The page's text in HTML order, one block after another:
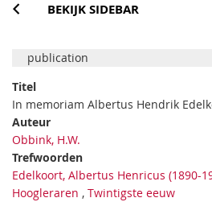
BEKIJK SIDEBAR
publication
Titel
In memoriam Albertus Hendrik
Auteur
Obbink, H.W.
Trefwoorden
Edelkoort, Albertus Henricus (1890-
Hoogleraren , Twintigste eeuw